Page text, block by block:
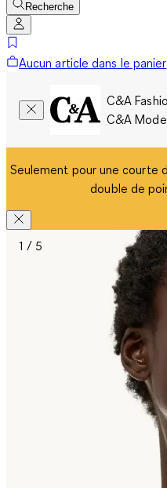
Recherche
Aucun article dans le panier
C&A
C&A
Seulement pour une courte
double de
1 / 5